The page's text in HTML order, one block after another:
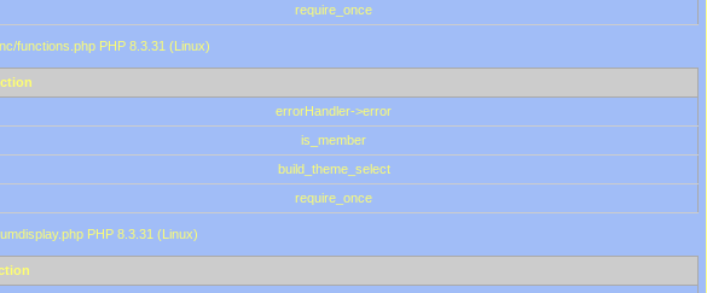
require_once
functions.php PHP 8.3.31 (Linux)
errorHandler->error
is_member
build_theme_select
require_once
PHP 8.3.31 (Linux)